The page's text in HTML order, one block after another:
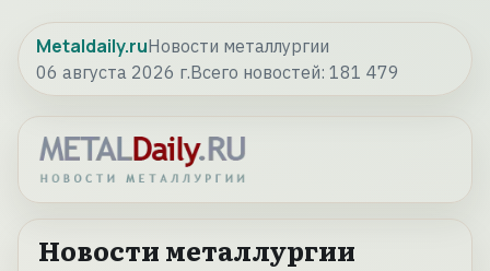
Metaldaily.ruНовости металлургии
06 августа 2026 г.Всего новостей: 181 479
Новости металлургии